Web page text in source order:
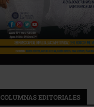
COLUMNAS EDITORIALES